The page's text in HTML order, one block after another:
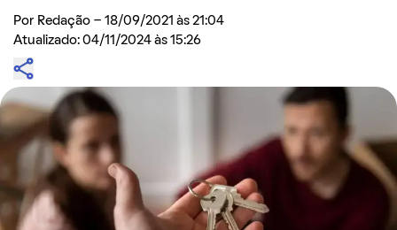
Por Redação - 18/09/2021 às 21:04
Atualizado: 04/11/2024 às 15:26